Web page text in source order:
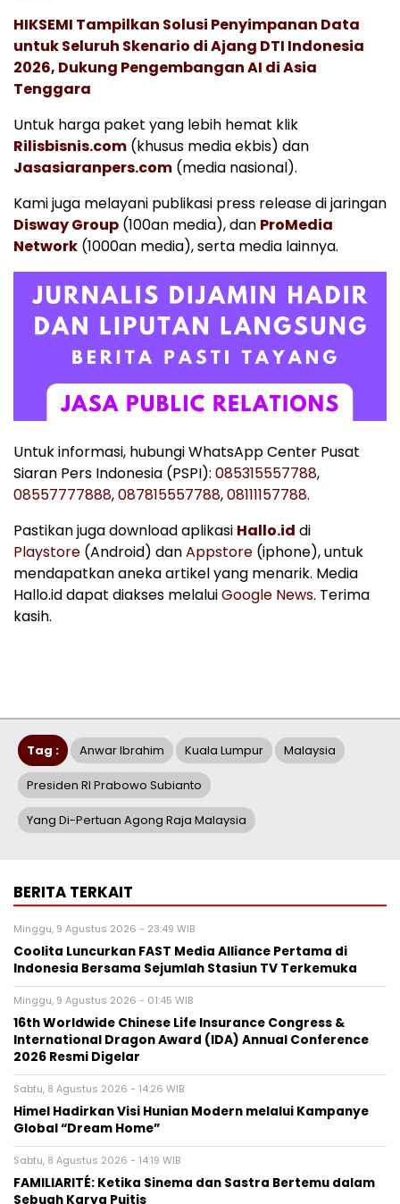
HIKSEMI Tampilkan Solusi Penyimpanan Data
untuk Seluruh Skenario di Ajang DTI Indonesia
2026, Dukung Pengembangan AI di Asia
Tenggara
Untuk harga paket yang lebih hemat klik
Rilisbisnis.com (khusus media ekbis) dan
Jasasiaranpers.com (media nasional).
Kami juga melayani publikasi press release di jaringan
Disway Group (100an media), dan ProMedia
Network (1000an media), serta media lainnya.
Untuk informasi, hubungi WhatsApp Center Pusat
Siaran Pers Indonesia (PSPI): 085315557788,
08557777888,087815557788,08111157788.
Pastikan juga download aplikasi Hallo.id di
Playstore (Android) danAppstore (iphone), untuk
mendapatkan aneka artikel yang menarik. Media
Hallo.id dapat diakses melaluiGoogle News. Terima
kasih.
Tag : Anwar Ibrahim Kuala Lumpur Malaysia
Presiden RI Prabowo Subianto
Yang Di-Pertuan Agong Raja Malaysia
BERITA TERKAIT
Minggu, 9 Agustus 2026 - 23:49 WIB
Coolita Luncurkan FAST Media Alliance Pertama di
Indonesia Bersama Sejumlah Stasiun TV Terkemuka
Minggu, 9 Agustus 2026 - 01:45 WIB
16th Worldwide Chinese Life Insurance Congress &
International Dragon Award (IDA) Annual Conference
2026 Resmi Digelar
Sabtu, 8 Agustus 2026 - 14:26 WIB
Himel Hadirkan Visi Hunian Modern melalui Kampanye
Global “Dream Home”
Sabtu, 8 Agustus 2026 - 14:19 WIB
FAMILIARITÉ: Ketika Sinema dan Sastra Bertemu dalam
Sebuah Karya Puitis